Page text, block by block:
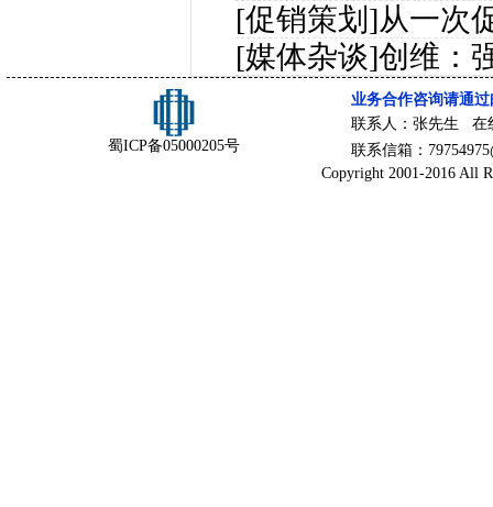
[促销策划]从一次
[媒体杂谈]创维：
蜀ICP备05000205号
业务合作咨询请通
联系人：张先生 在
联系信箱：
Copyright 2001-2016 All